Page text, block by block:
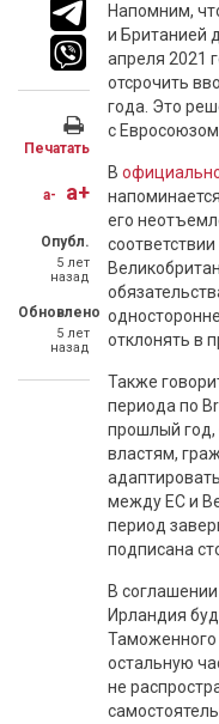
Печатать
a- a+
Опубл.
5 лет
назад
Обновлено
5 лет
назад
Напомним,
и Британией
апреля 2021
отсрочить
года. Это
с Евросоюзом.
В
его
отклонять в
Также
периода по
прошлый год,
властям,
между ЕС и
период
подписана
В
Ирландия
Таможенного
остальную
не